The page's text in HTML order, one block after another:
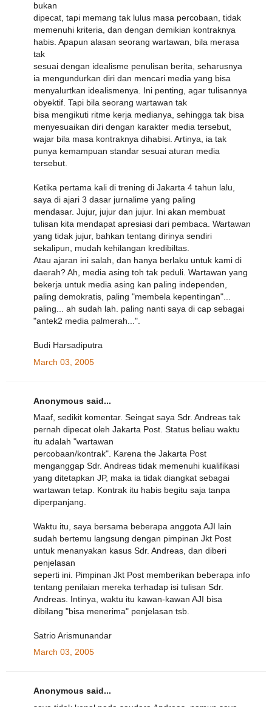
bukan
dipecat, tapi memang tak lulus masa percobaan, tidak
memenuhi kriteria, dan dengan demikian kontraknya
habis. Apapun alasan seorang wartawan, bila merasa
tak
sesuai dengan idealisme penulisan berita, seharusnya
ia mengundurkan diri dan mencari media yang bisa
menyalurtkan idealismenya. Ini penting, agar tulisannya
obyektif. Tapi bila seorang wartawan tak
bisa mengikuti ritme kerja medianya, sehingga tak bisa
menyesuaikan diri dengan karakter media tersebut,
wajar bila masa kontraknya dihabisi. Artinya, ia tak
punya kemampuan standar sesuai aturan media
tersebut.
Ketika pertama kali di trening di Jakarta 4 tahun lalu,
saya di ajari 3 dasar jurnalime yang paling
mendasar. Jujur, jujur dan jujur. Ini akan membuat
tulisan kita mendapat apresiasi dari pembaca. Wartawan
yang tidak jujur, bahkan tentang dirinya sendiri
sekalipun, mudah kehilangan kredibiltas.
Atau ajaran ini salah, dan hanya berlaku untuk kami di
daerah? Ah, media asing toh tak peduli. Wartawan yang
bekerja untuk media asing kan paling independen,
paling demokratis, paling "membela kepentingan"...
paling... ah sudah lah. paling nanti saya di cap sebagai
"antek2 media palmerah...".
Budi Harsadiputra
March 03, 2005
Anonymous said...
Maaf, sedikit komentar. Seingat saya Sdr. Andreas tak
pernah dipecat oleh Jakarta Post. Status beliau waktu
itu adalah "wartawan
percobaan/kontrak". Karena the Jakarta Post
menganggap Sdr. Andreas tidak memenuhi kualifikasi
yang ditetapkan JP, maka ia tidak diangkat sebagai
wartawan tetap. Kontrak itu habis begitu saja tanpa
diperpanjang.
Waktu itu, saya bersama beberapa anggota AJI lain
sudah bertemu langsung dengan pimpinan Jkt Post
untuk menanyakan kasus Sdr. Andreas, dan diberi
penjelasan
seperti ini. Pimpinan Jkt Post memberikan beberapa info
tentang penilaian mereka terhadap isi tulisan Sdr.
Andreas. Intinya, waktu itu kawan-kawan AJI bisa
dibilang "bisa menerima" penjelasan tsb.
Satrio Arismunandar
March 03, 2005
Anonymous said...